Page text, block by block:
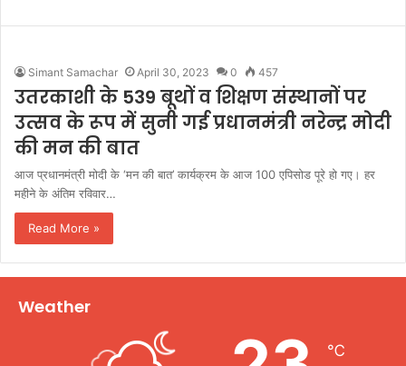
Simant Samachar April 30, 2023 0 457
उतरकाशी के 539 बूथों व शिक्षण संस्थानों पर
उत्सव के रूप में सुनी गई प्रधानमंत्री नरेन्द्र मोदी
की मन की बात
आज प्रधानमंत्री मोदी के ‘मन की बात’ कार्यक्रम के आज 100 एपिसोड पूरे हो गए। हर
महीने के अंतिम रविवार…
Read More »
Weather
℃